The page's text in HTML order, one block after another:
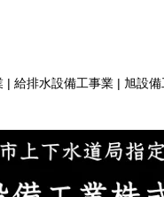
| 給排水設備工事業 | 旭設